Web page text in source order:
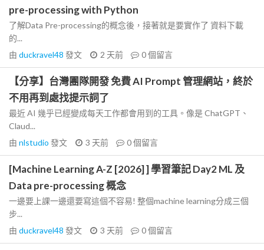
pre-processing with Python
了解Data Pre-processing的概念後，接著就是要實作了 資料下載
的...
由 duckravel48 發文 2 天前 0個留言
【分享】台灣團隊開發 免費 AI Prompt 管理網站，終於
不用再到處找提示詞了
最近 AI 幾乎已經變成每天工作都會用到的工具。像是 ChatGPT、
Claud...
由 nlstudio 發文 3 天前 0個留言
[Machine Learning A-Z [2026] ] 學習筆記 Day2 ML 及
Data pre-processing 概念
一邊要上課一邊還要寫這個不容易! 整個machine learning分成三個
步...
由 duckravel48 發文 3 天前 0個留言